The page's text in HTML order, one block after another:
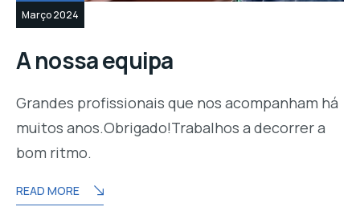
Março 2024
A nossa equipa
Grandes profissionais que nos acompanham há
muitos anos.Obrigado!Trabalhos a decorrer a
bom ritmo.
READ MORE